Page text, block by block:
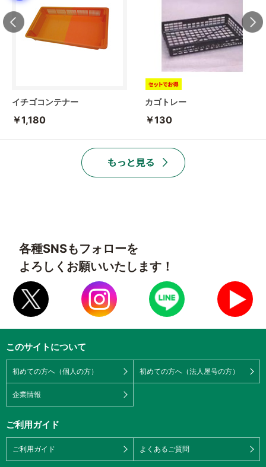
イチゴコンテナー
￥1,180
カゴトレー
￥130
各種SNSもフォローを
よろしくお願いいたします！
このサイトについて
初めての方へ（個人の方） 初めての方へ（法人屋号の方）
企業情報
ご利用ガイド
ご利用ガイド よくあるご質問